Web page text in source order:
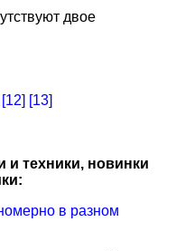
двое
[12] [13]
и техники, новинки
в разном